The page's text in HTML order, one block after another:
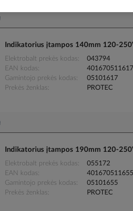
Indikatorius įtampos 140mm 120-
Elektrobalt prekės kodas
043794
EAN kodas
Gamintojo prekės kodas
05101617
Prekės ženklas
PROTEC
Indikatorius įtampos 190mm 120-
Elektrobalt prekės kodas
055172
EAN kodas
Gamintojo prekės kodas
05101655
Prekės ženklas
PROTEC